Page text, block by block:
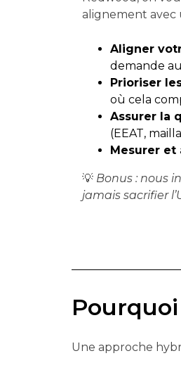
alignement avec
Aligner
demande
Prioriser
où cela
Assurer la
(EEAT,
Mesurer et
💡 Bonus : nous
jamais sacrifier
Une approche